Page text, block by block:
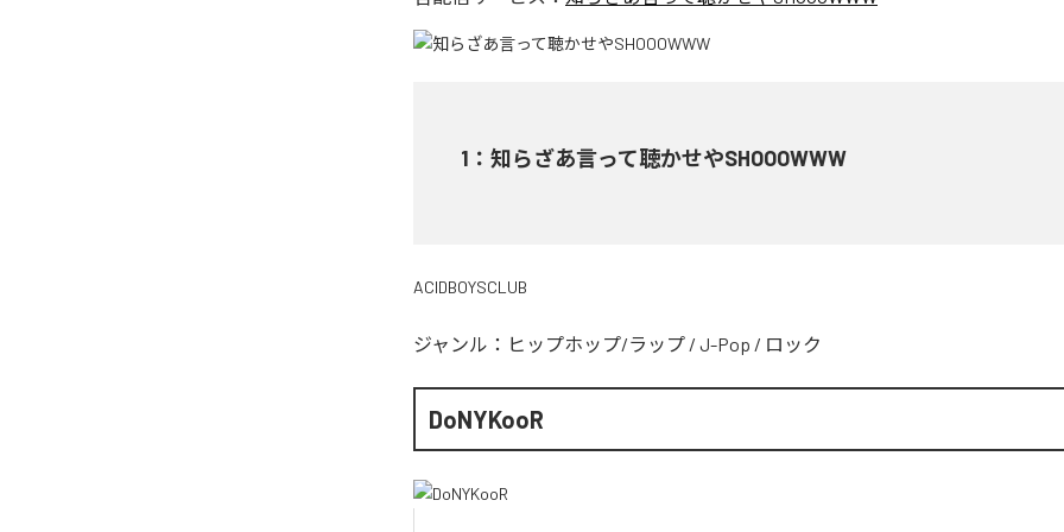
1 ： 知らざあ言って聴かせやSHOOOWWW
ACIDBOYSCLUB
ジャンル： ヒップホップ/ラップ / J-Pop / ロック
DoNYKooR